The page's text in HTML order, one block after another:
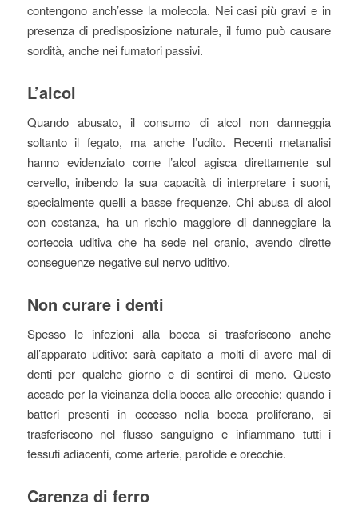
contengono anch’esse la molecola. Nei casi più gravi e in
presenza di predisposizione naturale, il fumo può causare
sordità, anche nei fumatori passivi.
L’alcol
Quando abusato, il consumo di alcol non danneggia
soltanto il fegato, ma anche l’udito. Recenti metanalisi
hanno evidenziato come l’alcol agisca direttamente sul
cervello, inibendo la sua capacità di interpretare i suoni,
specialmente quelli a basse frequenze. Chi abusa di alcol
con costanza, ha un rischio maggiore di danneggiare la
corteccia uditiva che ha sede nel cranio, avendo dirette
conseguenze negative sul nervo uditivo.
Non curare i denti
Spesso le infezioni alla bocca si trasferiscono anche
all’apparato uditivo: sarà capitato a molti di avere mal di
denti per qualche giorno e di sentirci di meno. Questo
accade per la vicinanza della bocca alle orecchie: quando i
batteri presenti in eccesso nella bocca proliferano, si
trasferiscono nel flusso sanguigno e infiammano tutti i
tessuti adiacenti, come arterie, parotide e orecchie.
Carenza di ferro